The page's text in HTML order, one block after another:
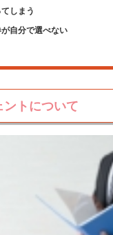
しまう
自分で選べない
ントについて